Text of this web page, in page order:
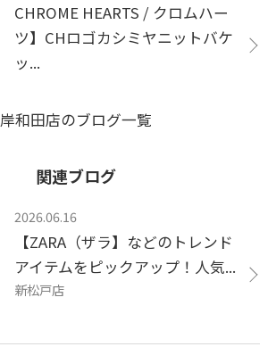
CHROME HEARTS / クロムハー
ツ】CHロゴカシミヤニットバケ
ッ...
岸和田店のブログ一覧
関連ブログ
2026.06.16
【ZARA（ザラ】などのトレンド
アイテムをピックアップ！人気...
新松戸店